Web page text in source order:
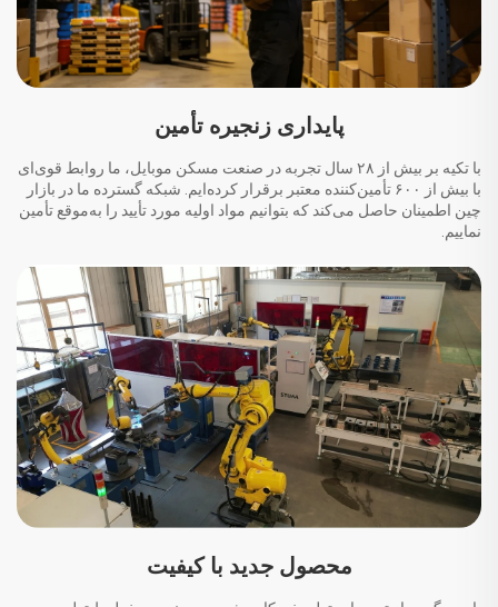
پایداری زنجیره تأمین
با تکیه بر بیش از ۲۸ سال تجربه در صنعت مسکن موبایل، ما روابط قوی‌ای
با بیش از ۶۰۰ تأمین‌کننده معتبر برقرار کرده‌ایم. شبکه گسترده ما در بازار
چین اطمینان حاصل می‌کند که بتوانیم مواد اولیه مورد تأیید را به‌موقع تأمین
نماییم.
محصول جدید با کیفیت